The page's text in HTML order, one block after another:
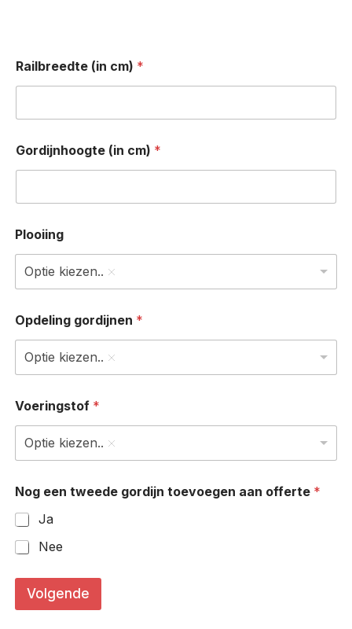
Railbreedte (in cm) *
Gordijnhoogte (in cm) *
Plooiing
Optie kiezen..
Opdeling gordijnen *
Optie kiezen..
Voeringstof *
Optie kiezen..
Nog een tweede gordijn toevoegen aan offerte *
Ja
Nee
Volgende